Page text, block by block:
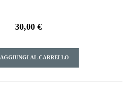
30,00 €
AGGIUNGI AL CARRELLO